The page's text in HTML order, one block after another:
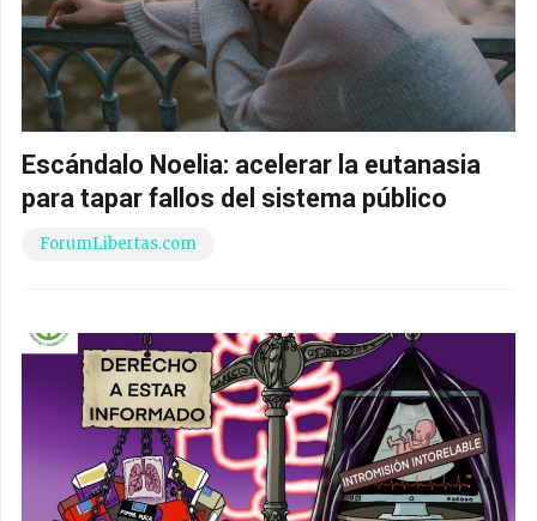
Escándalo Noelia: acelerar la eutanasia
para tapar fallos del sistema público
ForumLibertas.com